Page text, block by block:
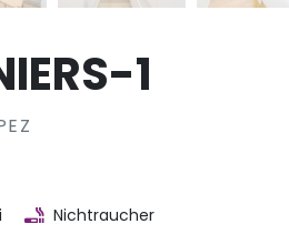
1
Nichtraucher